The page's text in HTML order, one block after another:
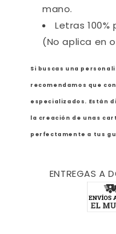
mano.
Letras
(No aplica en
Si buscas una
recomendamos que
especializados. Están
la creación de unas
perfectamente a tus
ENTREGAS A